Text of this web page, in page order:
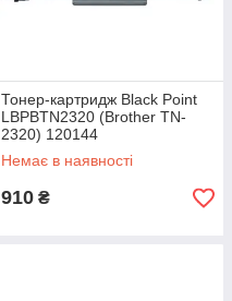
Тонер-картридж Black Point
LBPBTN2320 (Brother TN-
2320) 120144
Немає в наявності
910 ₴